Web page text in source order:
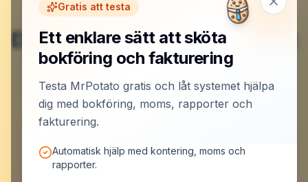
Gratis att testa
Ett enklare sätt att sköta
bokföring och fakturering
Testa MrPotato gratis och låt systemet hjälpa
dig med bokföring, moms, rapporter och
fakturering.
Automatisk hjälp med kontering, moms och
rapporter.
Du är klar här – nu börjar det
roliga.
Skapa konto och låt MrPotato jobba